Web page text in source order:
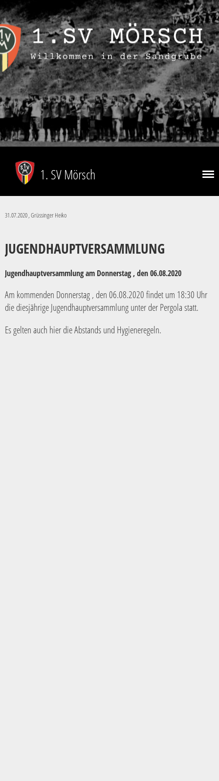
1. SV Mörsch
31.07.2020, Grüssinger Heiko
JUGENDHAUPTVERSAMMLUNG
Jugendhauptversammlung am Donnerstag , den 06.08.2020
Am kommenden Donnerstag , den 06.08.2020 findet um 18:30 Uhr
die diesjährige Jugendhauptversammlung unter der Pergola statt.
Es gelten auch hier die Abstands und Hygieneregeln.